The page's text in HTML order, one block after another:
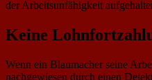
der Arbeitsunfähigkeit
Keine
Wenn ein Blaumacher seine
nachgewiesen durch einen